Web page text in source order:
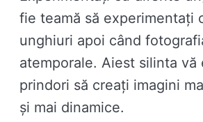
fie teamă să experimentați
unghiuri apoi când
atemporale. Aiest silinta vă
prindori să creați imagini
și mai dinamice.